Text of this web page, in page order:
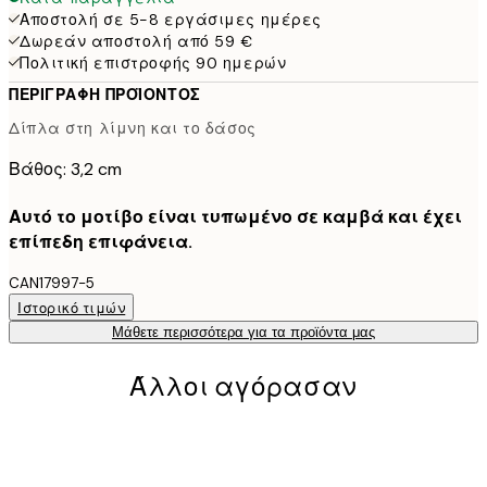
Αποστολή σε 5-8 εργάσιμες ημέρες
Δωρεάν αποστολή από 59 €
Πολιτική επιστροφής 90 ημερών
ΠΕΡΙΓΡΑΦΉ ΠΡΟΪΌΝΤΟΣ
Δίπλα στη λίμνη και το δάσος
Βάθος: 3,2 cm
Αυτό το μοτίβο είναι τυπωμένο σε καμβά και έχει
επίπεδη επιφάνεια.
CAN17997-5
Ιστορικό τιμών
Μάθετε περισσότερα για τα προϊόντα μας
Άλλοι αγόρασαν